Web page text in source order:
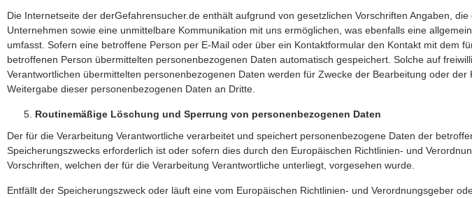
Die Internetseite der derGefahrensucher.de enthält aufgrund von gesetzlichen Vorschriften Angaben,
Unternehmen sowie eine unmittelbare Kommunikation mit uns ermöglichen, was ebenfalls eine
umfasst. Sofern eine betroffene Person per E-Mail oder über ein Kontaktformular den Kontakt mit dem
betroffenen Person übermittelten personenbezogenen Daten automatisch gespeichert. Solche auf
Verantwortlichen übermittelten personenbezogenen Daten werden für Zwecke der Bearbeitung oder
Weitergabe dieser personenbezogenen Daten an Dritte.
Routinemäßige Löschung und Sperrung von personenbezogenen Daten
Der für die Verarbeitung Verantwortliche verarbeitet und speichert personenbezogene Daten der
Speicherungszwecks erforderlich ist oder sofern dies durch den Europäischen Richtlinien- und
Vorschriften, welchen der für die Verarbeitung Verantwortliche unterliegt, vorgesehen wurde.
Entfällt der Speicherungszweck oder läuft eine vom Europäischen Richtlinien- und Verordnungsgeber